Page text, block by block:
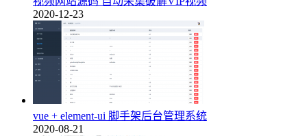
2020-12-23
vue + element-ui 脚手架后台管理系统
2020-08-21